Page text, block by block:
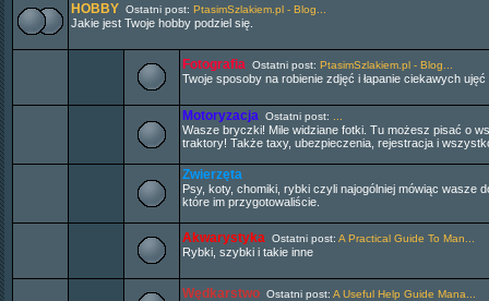
HOBBY Ostatni post: PtasimSzlakiem.pl - Blog...
Jakie jest Twoje hobby podziel się.
Fotografia Ostatni post: PtasimSzlakiem.pl - Blog...
Twoje sposoby na robienie zdjęć i łapanie ciekawych
Motoryzacja Ostatni post:
Wasze bryczki! Mile widziane fotki. Tu możesz pisać o
traktory! Także taxy, ubezpieczenia, rejestracja i
Zwierzęta
Psy, koty, chomiki, rybki czyli najogólniej mówiąc wasze
które im przygotowaliście.
Akwarystyka Ostatni post: A Practical Guide To Man...
Rybki, szybki i takie inne
Wędkarstwo Ostatni post: A Useful Help Guide Mana...